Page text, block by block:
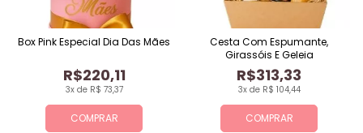
COMPRAR
3x de R$ 73,37
R$220,11
Box Pink Especial Dia Das Mães
COMPRAR
3x de R$ 104,44
R$313,33
Cesta Com Espumante,
Girassóis E Geleia